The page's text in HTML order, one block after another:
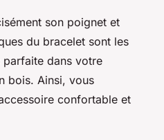
son poignet et
du bracelet sont les
dans votre
bois. Ainsi, vous
confortable et